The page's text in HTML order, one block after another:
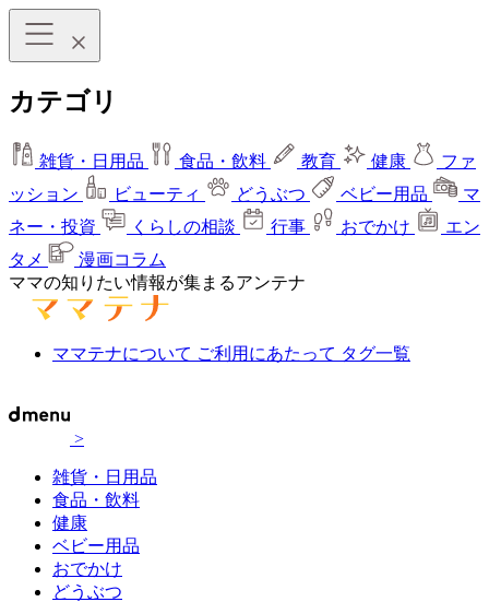
カテゴリ
雑貨・日用品 食品・飲料 教育 健康
ファ
ッション
ビューティ どうぶつ ベビー用品
マ
ネー・投資
くらしの相談 行事 おでかけ
エン
タメ
漫画コラム
ママの知りたい情報が集まるアンテナ
ママテナについて ご利用にあたって タグ一覧
>
雑貨・日用品
食品・飲料
健康
ベビー用品
おでかけ
どうぶつ